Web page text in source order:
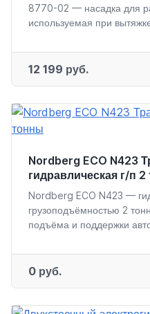
8770-02 — насадка для
используемая при
12 199 руб.
Nordberg ECO N423
гидравлическая г/п
Nordberg ECO N423 —
грузоподъёмностью 2
подъёма и поддержки
0 руб.